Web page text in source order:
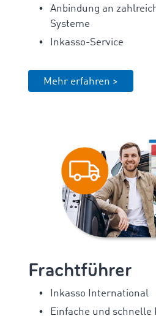
Anbindung an
Systeme
Inkasso-Service
Mehr erfahren >
Frachtführer
Inkasso International
Einfache und schnelle